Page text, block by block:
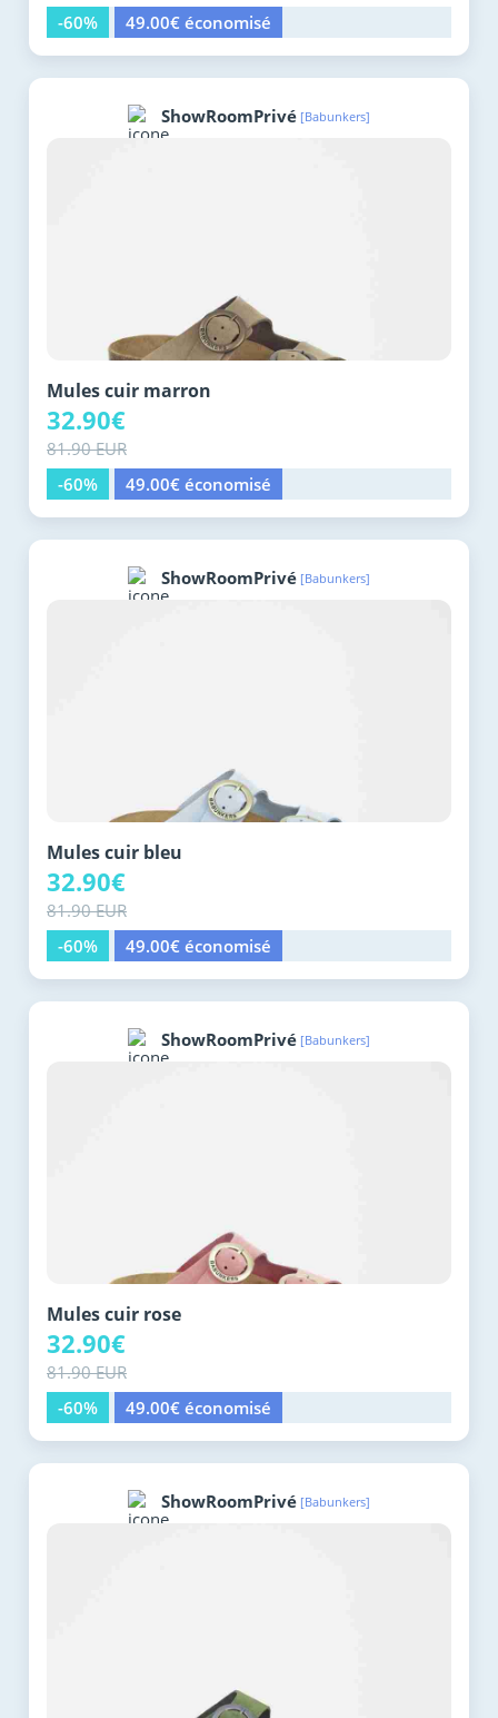
-60%
49.00€ économisé
ShowRoomPrivé [Babunkers]
Mules cuir marron
32.90€
81.90 EUR
-60%
49.00€ économisé
ShowRoomPrivé [Babunkers]
Mules cuir bleu
32.90€
81.90 EUR
-60%
49.00€ économisé
ShowRoomPrivé [Babunkers]
Mules cuir rose
32.90€
81.90 EUR
-60%
49.00€ économisé
ShowRoomPrivé [Babunkers]